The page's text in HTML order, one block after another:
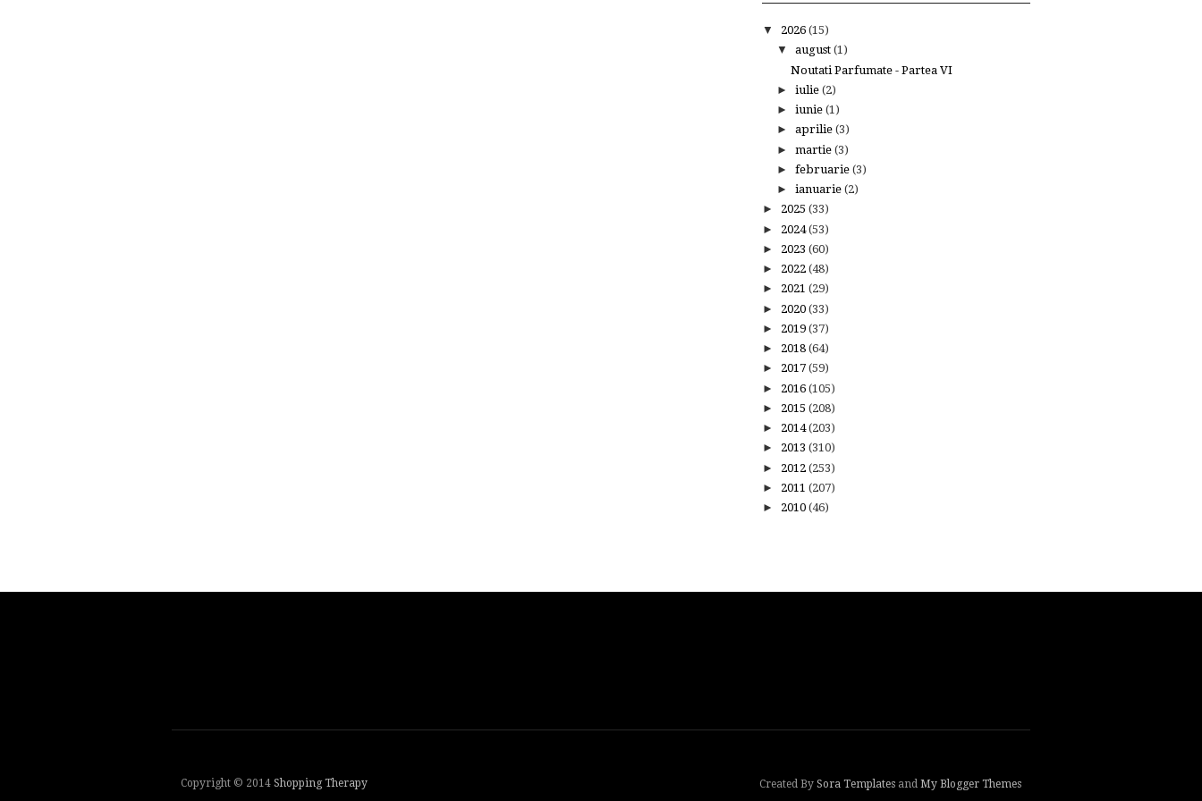
▼ 2026 (15)
▼ august (1)
Noutati Parfumate - Partea VI
► iulie (2)
► iunie (1)
► aprilie (3)
► martie (3)
► februarie (3)
► ianuarie (2)
► 2025 (33)
► 2024(53)
► 2023 (60)
► 2022 (48)
► 2021 (29)
► 2020 (33)
► 2019 (37)
► 2018 (64)
► 2017 (59)
► 2016 (105)
► 2015 (208)
► 2014(203)
► 2013 (310)
► 2012 (253)
► 2011 (207)
► 2010 (46)
Copyright © 2014 Shopping Therapy Created By Sora Templates and My Blogger Themes